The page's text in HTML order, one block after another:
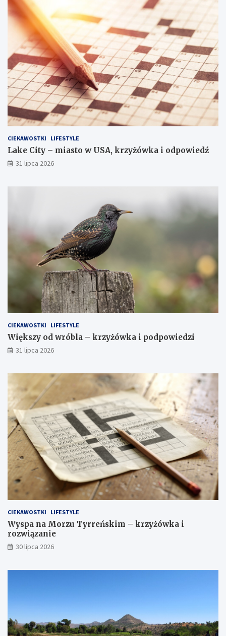
CIEKAWOSTKI LIFESTYLE
Lake City – miasto w USA, krzyżówka i odpowiedź
31 lipca 2026
CIEKAWOSTKI LIFESTYLE
Większy od wróbla – krzyżówka i podpowiedzi
31 lipca 2026
CIEKAWOSTKI LIFESTYLE
Wyspa na Morzu Tyrreńskim – krzyżówka i
rozwiązanie
30 lipca 2026